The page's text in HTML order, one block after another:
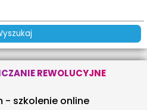
REWOLUCYJNE
- szkolenie online